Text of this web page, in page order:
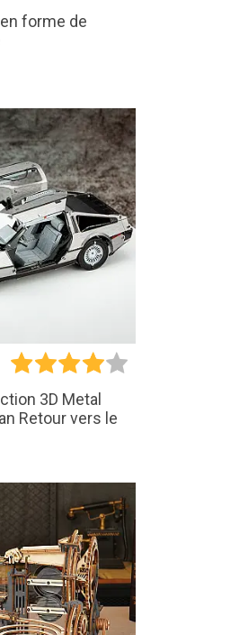
forme de
3D Metal
Retour vers le